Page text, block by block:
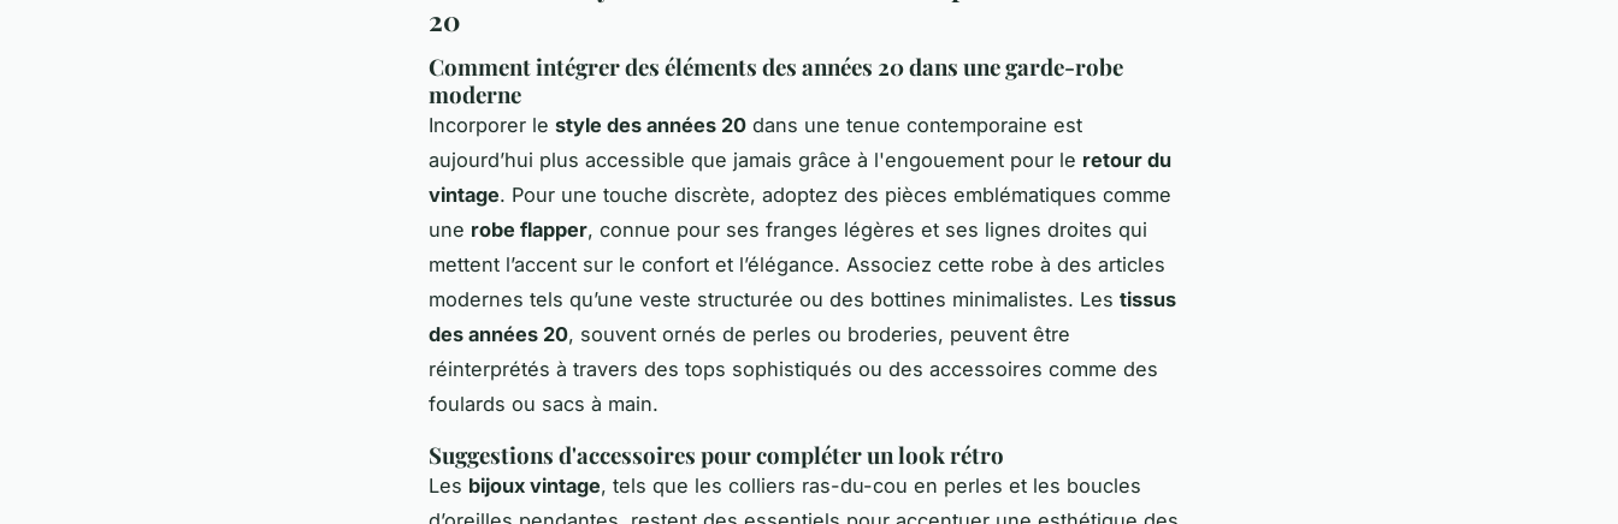
20
Comment intégrer des éléments des années 20 dans une garde-robe
moderne
Incorporer le style des années 20 dans une tenue contemporaine est
aujourd’hui plus accessible que jamais grâce à l'engouement pour le retour du
vintage. Pour une touche discrète, adoptez des pièces emblématiques comme
une robe flapper, connue pour ses franges légères et ses lignes droites qui
mettent l’accent sur le confort et l’élégance. Associez cette robe à des articles
modernes tels qu’une veste structurée ou des bottines minimalistes. Les tissus
des années 20, souvent ornés de perles ou broderies, peuvent être
réinterprétés à travers des tops sophistiqués ou des accessoires comme des
foulards ou sacs à main.
Suggestions d'accessoires pour compléter un look rétro
Les bijoux vintage, tels que les colliers ras-du-cou en perles et les boucles